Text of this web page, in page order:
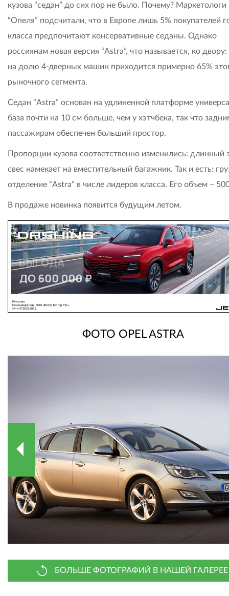
кузова “седан” до сих пор не было. Почему? Маркетологи
“Опеля” подсчитали, что в Европе лишь 5% покупателей
класса предпочитают консервативные седаны. Однако
россиянам новая версия “Astra”, что называется, ко двору:
на долю 4-дверных машин приходится примерно 65%
рыночного сегмента.
Седан “Astra” основан на удлиненной платформе
база почти на 10 см больше, чем у хэтчбека, так что
пассажирам обеспечен больший простор.
Пропорции кузова соответственно изменились: длинный
свес намекает на вместительный багажник. Так и есть:
отделение “Astra” в числе лидеров класса. Его объем –
В продаже новинка появится будущим летом.
ФОТО OPEL ASTRA
БОЛЬШЕ ФОТОГРАФИЙ В НАШЕЙ ГАЛЕРЕЕ